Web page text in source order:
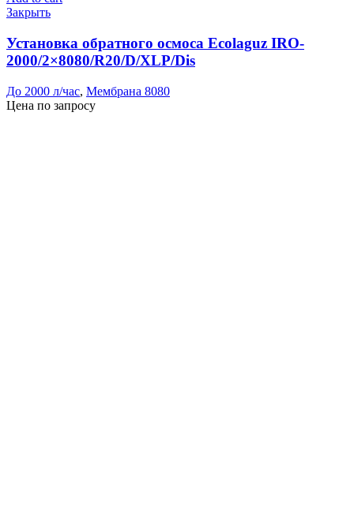
Закрыть
Установка обратного осмоса Ecolaguz IRO-
2000/2×8080/R20/D/XLP/Dis
До 2000 л/час, Мембрана 8080
Цена по запросу